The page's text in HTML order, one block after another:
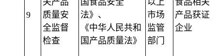
9
关产品
质量安
全监督
检查
国食品安全
法》、
《中华人民共和
国产品质量法》
以上
市场
监管
部门
食品相关
产品获证
企业